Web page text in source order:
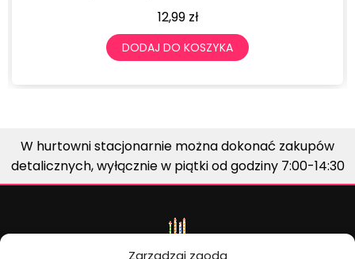
Zarządzaj zgodą
DO KOSZYKA
W hurtowni stacjonarnie można dokonać zakupów
detalicznych, wyłącznie w piątki od godziny 7:00-14:30